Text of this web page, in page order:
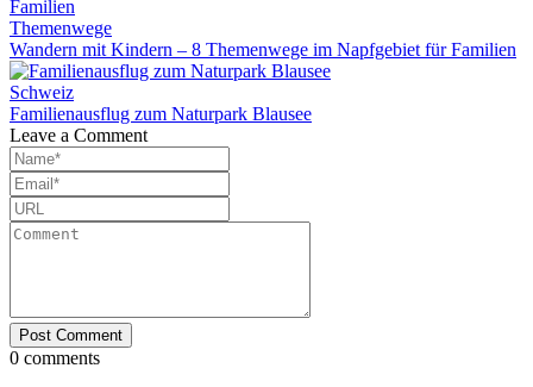
Themenwege
Wandern mit Kindern – 8 Themenwege im Napfgebiet für Familien
Schweiz
Familienausflug zum Naturpark Blausee
Leave a Comment
0 comments